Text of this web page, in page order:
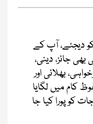
دیجئے، آپ کے
جائز، دینی،
بھلائی اور
کام میں لگایا
کو پورا کیا جا